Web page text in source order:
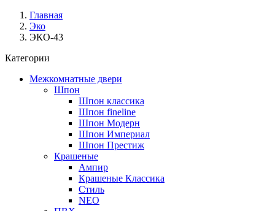
Главная
Эко
ЭКО-43
Категории
Межкомнатные двери
Шпон
Шпон классика
Шпон fineline
Шпон Модерн
Шпон Империал
Шпон Престиж
Крашеные
Ампир
Крашеные Классика
Стиль
NEO